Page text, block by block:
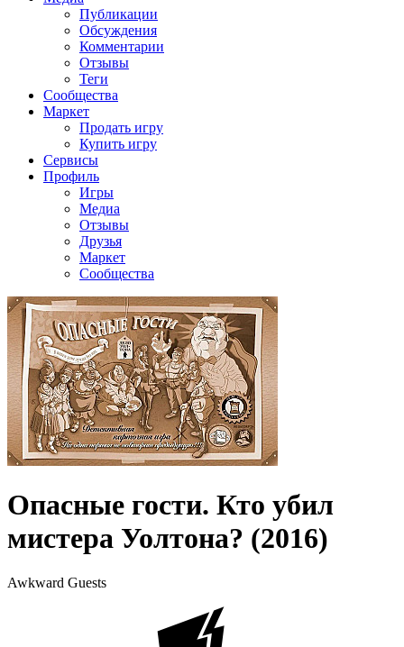
Публикации
Обсуждения
Комментарии
Отзывы
Теги
Сообщества
Маркет
Продать игру
Купить игру
Сервисы
Профиль
Игры
Медиа
Отзывы
Друзья
Маркет
Сообщества
Опасные гости. Кто убил
мистера Уолтона? (2016)
Awkward Guests